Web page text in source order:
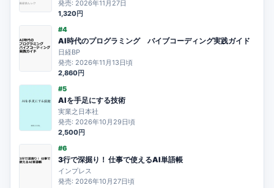
発売: 2026年11月27日
1,320円
#4
AI時代のプログラミング バイブコーディング実践ガイド
日経BP
発売: 2026年11月13日頃
2,860円
#5
AIを手足にする技術
実業之日本社
発売: 2026年10月29日頃
2,500円
#6
3行で深掘り！ 仕事で使えるAI単語帳
インプレス
発売: 2026年10月27日頃